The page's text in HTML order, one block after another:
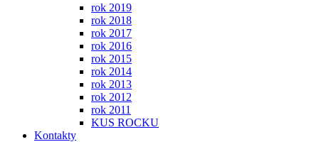
rok 2019
rok 2018
rok 2017
rok 2016
rok 2015
rok 2014
rok 2013
rok 2012
rok 2011
KUS ROCKU
Kontakty